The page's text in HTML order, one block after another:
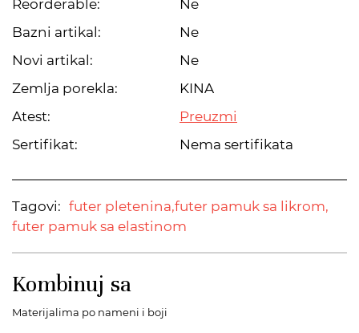
Reorderable:
Ne
Bazni artikal:
Ne
Novi artikal:
Ne
Zemlja porekla:
KINA
Atest:
Preuzmi
Sertifikat:
Nema sertifikata
Tagovi: futer pletenina,futer pamuk sa likrom,
futer pamuk sa elastinom
Kombinuj sa
Materijalima po nameni i boji